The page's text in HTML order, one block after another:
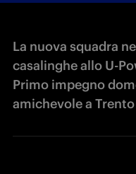
La nuova squadra
casalinghe allo U-
Primo impegno
amichevole a Trento